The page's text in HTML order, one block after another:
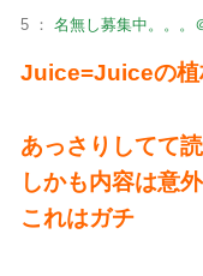
5 ： 名無し募集中。。。
Juice=Juiceの植
あっさりしてて
しかも内容は意
これはガチ